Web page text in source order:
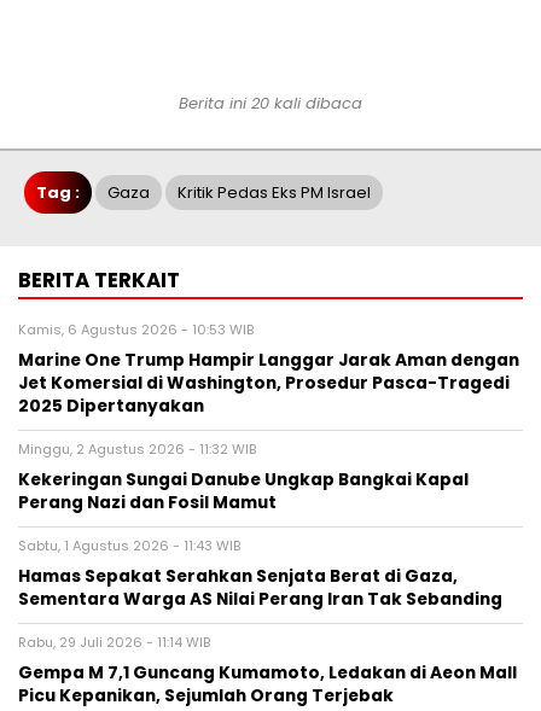
Berita ini 20 kali dibaca
Tag : Gaza Kritik Pedas Eks PM Israel
BERITA TERKAIT
Kamis, 6 Agustus 2026 - 10:53 WIB
Marine One Trump Hampir Langgar Jarak Aman dengan
Jet Komersial di Washington, Prosedur Pasca-Tragedi
2025 Dipertanyakan
Minggu, 2 Agustus 2026 - 11:32 WIB
Kekeringan Sungai Danube Ungkap Bangkai Kapal
Perang Nazi dan Fosil Mamut
Sabtu, 1 Agustus 2026 - 11:43 WIB
Hamas Sepakat Serahkan Senjata Berat di Gaza,
Sementara Warga AS Nilai Perang Iran Tak Sebanding
Rabu, 29 Juli 2026 - 11:14 WIB
Gempa M 7,1 Guncang Kumamoto, Ledakan di Aeon Mall
Picu Kepanikan, Sejumlah Orang Terjebak